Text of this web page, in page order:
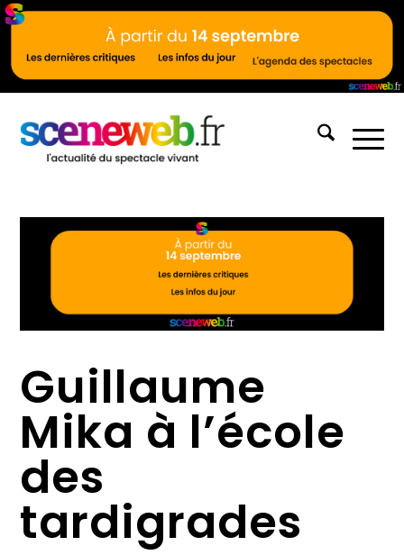
Guillaume
Mika à l’école
des
tardigrades